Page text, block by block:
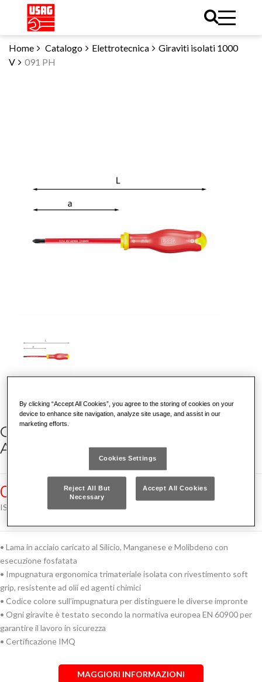
Home Catalogo Elettrotecnica
Giraviti isolati 1000
V
091 PH
GIRAVITI PER VITI CON IMPRONTA
A CROCE PHILLIPS® 1000 V
091 PH
ISO 8764 EN 60900
• Lama in acciaio caricato al Silicio, Manganese e Molibdeno con
esecuzione fosfatata
• Impugnatura ergonomica trimateriale isolata con rivestimento soft
grip, resistente ad olii ed agenti chimici
• Codice colore sull’impugnatura per distinguere le diverse impronte
• Ogni giravite è testato secondo la normativa europea EN 60900 per
garantire il lavoro in sicurezza
• Certificazione IMQ
MAGGIORI INFORMAZIONI
By clicking “Accept All Cookies”, you agree to the storing of cookies on your
device to enhance site navigation, analyze site usage, and assist in our
marketing efforts.
Cookies Settings
Reject All But
Necessary
Accept All Cookies